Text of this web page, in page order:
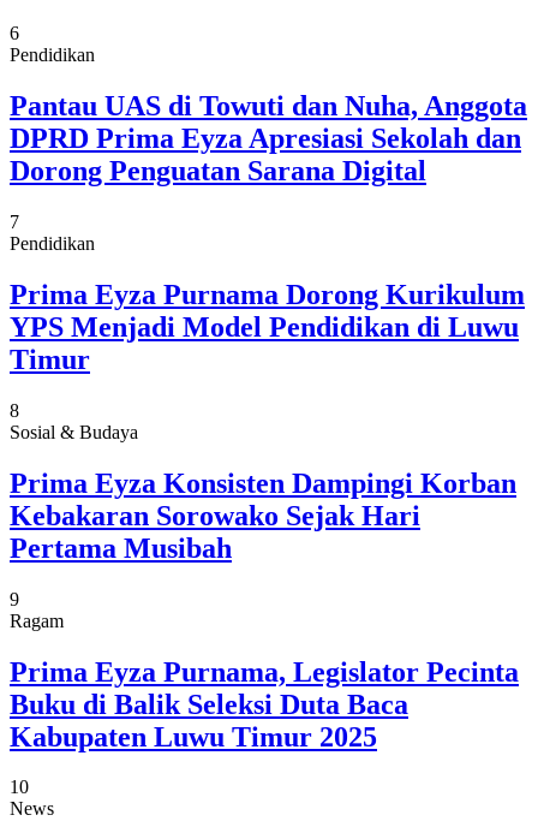
6
Pendidikan
Pantau UAS di Towuti dan Nuha, Anggota
DPRD Prima Eyza Apresiasi Sekolah dan
Dorong Penguatan Sarana Digital
7
Pendidikan
Prima Eyza Purnama Dorong Kurikulum
YPS Menjadi Model Pendidikan di Luwu
Timur
8
Sosial & Budaya
Prima Eyza Konsisten Dampingi Korban
Kebakaran Sorowako Sejak Hari
Pertama Musibah
9
Ragam
Prima Eyza Purnama, Legislator Pecinta
Buku di Balik Seleksi Duta Baca
Kabupaten Luwu Timur 2025
10
News